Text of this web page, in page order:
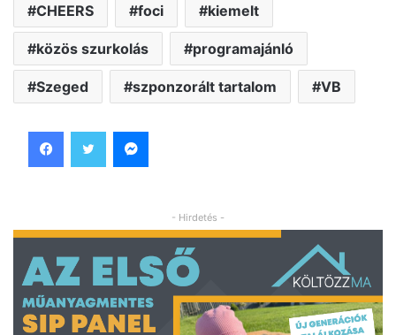
CHEERS foci kiemelt
közös szurkolás programajánló
Szeged szponzorált tartalom VB
- Hirdetés -